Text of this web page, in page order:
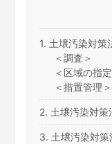
1. 土壌汚染対策
＜調査＞
＜区域の指
＜措置管理＞
2. 土壌汚染対策
3. 土壌汚染対